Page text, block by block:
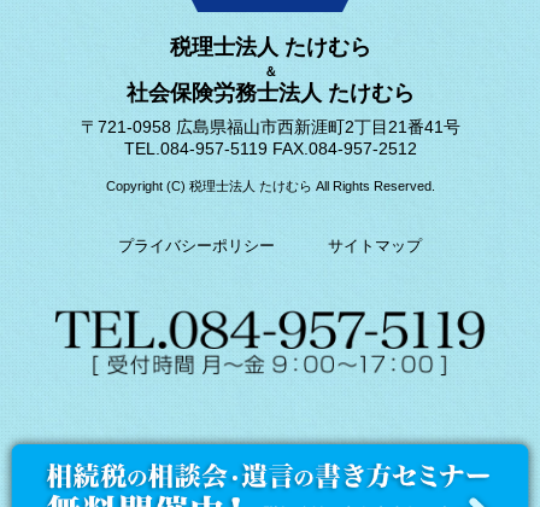
税理士法人 たけむら
＆
社会保険労務士法人 たけむら
〒721-0958 広島県福山市西新涯町2丁目21番41号
TEL.084-957-5119 FAX.084-957-2512
Copyright (C) 税理士法人 たけむら All Rights Reserved.
プライバシーポリシー サイトマップ